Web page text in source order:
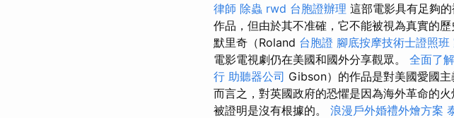
律師 除蟲 rwd 台胞證辦理 這部電影具有足夠
作品，但由於其不准確，它不能被視為真實的歷
默里奇（Roland 台胞證 腳底按摩技術士證照班
電影電視劇仍在美國和國外分享觀眾。 全面了
行 助聽器公司 Gibson）的作品是對美國愛國
而言之，對英國政府的恐懼是因為海外革命的
被證明是沒有根據的。 浪漫戶外婚禮外燴方案